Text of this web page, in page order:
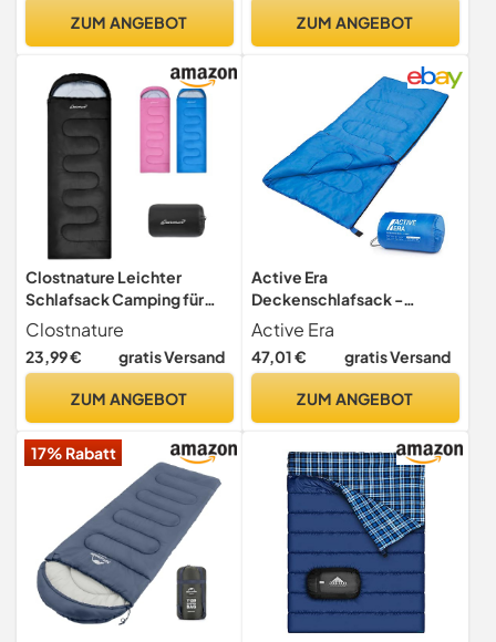
ZUM ANGEBOT
Tragbar Warm &
Campinglampe &
Seitentasche Schwarz
ZUM ANGEBOT
Clostnature Leichter
Schlafsack Camping für
Erwachsene mit Kleines
Packmaß
Clostnature
23,99 € gratis Versand
ZUM ANGEBOT
Active Era
Deckenschlafsack -
Sleeping Bag, -3°C bis
15°C Sommer, Frühling,
Herbst - Leichter
Indoor - Blau
Active Era
47,01 € gratis Versand
ZUM ANGEBOT
17% Rabatt